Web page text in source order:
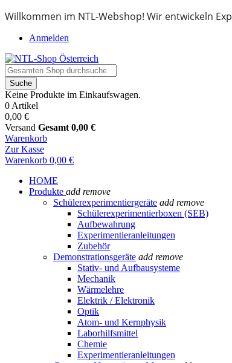
Willkommen im NTL-Webshop! Wir entwickeln
Anmelden
Suche
Keine Produkte im Einkaufswagen.
0 Artikel
0,00 €
Versand Gesamt 0,00 €
Warenkorb
Zur Kasse
Warenkorb 0,00 €
HOME
Produkte add remove
Schülerexperimentiergeräte add remove
Schülerexperimentierboxen (SEB)
Aufbewahrung
Experimentieranleitungen
Zubehör
Demonstrationsgeräte add remove
Stativ- und Aufbausysteme
Mechanik
Wärmelehre
Elektrik / Elektronik
Optik
Atom- und Kernphysik
Laborhilfsmittel
Chemie
Experimentieranleitungen